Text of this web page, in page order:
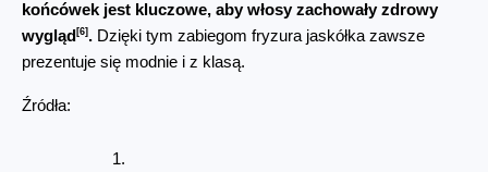
końcówek jest kluczowe, aby włosy zachowały zdrowy
wygląd [6] . Dzięki tym zabiegom fryzura jaskółka zawsze
prezentuje się modnie i z klasą.
Źródła: